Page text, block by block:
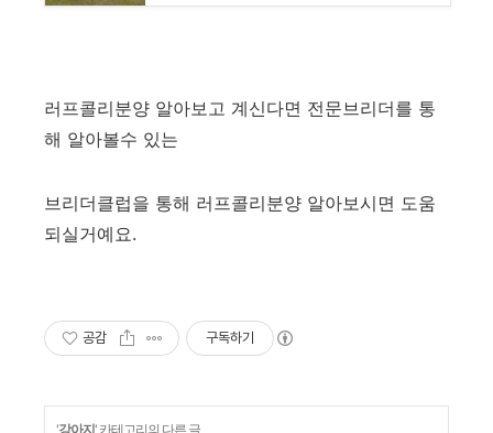
러프콜리분양 알아보고 계신다면 전문브리더를 통
해 알아볼수 있는
브리더클럽을 통해 러프콜리분양 알아보시면 도움
되실거예요.
공감 구독하기
'강아지' 카테고리의 다른 글